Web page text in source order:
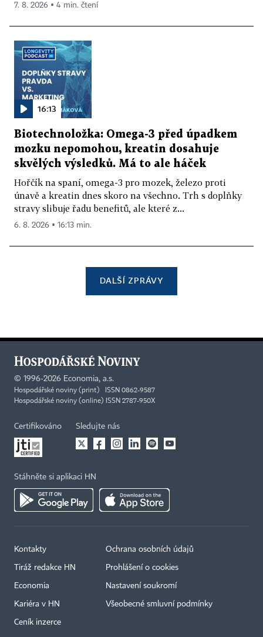
7. 8. 2026 ▪ 4 min. čtení
16:13
Biotechnoložka: Omega-3 před úpadkem
mozku nepomohou, kreatin dosahuje
skvělých výsledků. Má to ale háček
Hořčík na spaní, omega-3 pro mozek, železo proti
únavě a kreatin dnes skoro na všechno. Trh s doplňky
stravy slibuje řadu benefitů, ale které z...
6. 8. 2026 ▪ 16:13 min.
DALŠÍ ZPRÁVY
© 1996-2026 Economia, a.s.
Hospodářské noviny (print) ISSN 0862-9587
Hospodářské noviny (online) ISSN 2787-950X
Certifikováno Sledujte nás
Stáhněte si aplikaci HN
Kontakty
Tiráž redakce HN
Economia
Kariéra v HN
Ceník inzerce
Ochrana osobních údajů
Prohlášení o cookies
Nastavení soukromí
Všeobecné smluvní podmínky